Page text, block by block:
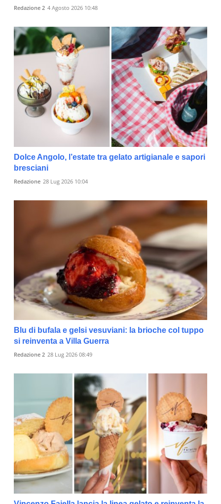
Redazione 2 4 Agosto 2026 10:48
Dolce Angolo, l’estate tra gelato artigianale e sapori
bresciani
Redazione 28 Lug 2026 10:04
Blu di bufala e gelsi vesuviani: la brioche col tuppo
si reinventa a Villa Guerra
Redazione 2 28 Lug 2026 08:49